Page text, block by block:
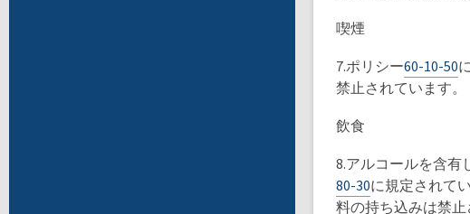
喫煙
7.ポリシー60-10-50
禁止されています。
飲食
8.アルコールを含有
80-30に規定されて
料の持ち込みは禁